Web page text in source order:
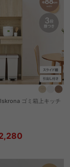
ゴミ箱上キッチ